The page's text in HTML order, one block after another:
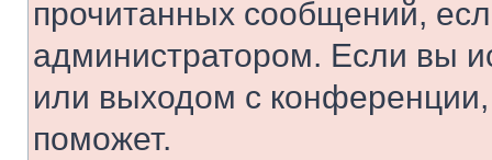
прочитанных сообщений,
администратором. Если вы
или выходом с
поможет.